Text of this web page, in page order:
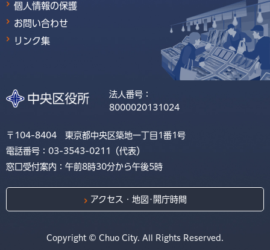
個人情報の保護
お問い合わせ
リンク集
法人番号：
8000020131024
〒104-8404 東京都中央区築地一丁目1番1号
電話番号：03-3543-0211（代表）
窓口受付案内：午前8時30分から午後5時
アクセス・地図･開庁時間
Copyright © Chuo City. All Rights Reserved.